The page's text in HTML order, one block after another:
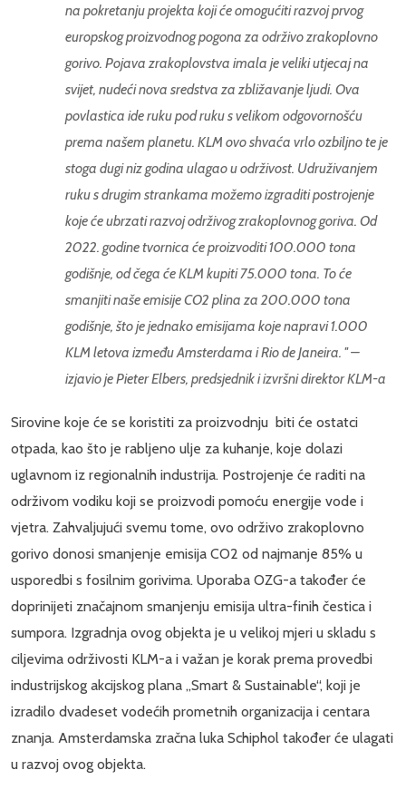
na pokretanju projekta koji će omogućiti razvoj prvog
europskog proizvodnog pogona za održivo zrakoplovno
gorivo. Pojava zrakoplovstva imala je veliki utjecaj na
svijet, nudeći nova sredstva za zbližavanje ljudi. Ova
povlastica ide ruku pod ruku s velikom odgovornošću
prema našem planetu. KLM ovo shvaća vrlo ozbiljno te je
stoga dugi niz godina ulagao u održivost. Udruživanjem
ruku s drugim strankama možemo izgraditi postrojenje
koje će ubrzati razvoj održivog zrakoplovnog goriva. Od
2022. godine tvornica će proizvoditi 100.000 tona
godišnje, od čega će KLM kupiti 75.000 tona. To će
smanjiti naše emisije CO2 plina za 200.000 tona
godišnje, što je jednako emisijama koje napravi 1.000
KLM letova između Amsterdama i Rio de Janeira. '' –
izjavio je Pieter Elbers, predsjednik i izvršni direktor KLM-a
Sirovine koje će se koristiti za proizvodnju biti će ostatci
otpada, kao što je rabljeno ulje za kuhanje, koje dolazi
uglavnom iz regionalnih industrija. Postrojenje će raditi na
održivom vodiku koji se proizvodi pomoću energije vode i
vjetra. Zahvaljujući svemu tome, ovo održivo zrakoplovno
gorivo donosi smanjenje emisija CO2 od najmanje 85% u
usporedbi s fosilnim gorivima. Uporaba OZG-a također će
doprinijeti značajnom smanjenju emisija ultra-finih čestica i
sumpora. Izgradnja ovog objekta je u velikoj mjeri u skladu s
ciljevima održivosti KLM-a i važan je korak prema provedbi
industrijskog akcijskog plana „Smart & Sustainable“, koji je
izradilo dvadeset vodećih prometnih organizacija i centara
znanja. Amsterdamska zračna luka Schiphol također će ulagati
u razvoj ovog objekta.